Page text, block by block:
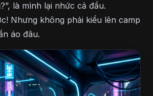
là mình lại nhức cả đầu.
Nhưng không phải kiểu lên camp
áo đâu.